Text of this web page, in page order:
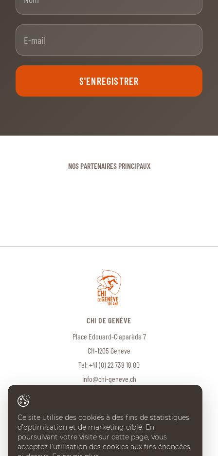
S'ENREGISTRER
NOS PARTENAIRES PRINCIPAUX
CHI DE GENÈVE
Place Edouard-Claparède 7
CH-1205 Geneve
Tel:+41 (0) 22 738 18 00
info@chi-geneve.ch
© 2026 CHI de Genève. Tous droits réservés
Created with♥byArtionet· Generated with IceCube2.Net
Ce site utilise des cookies à des fins de statistiques,
d’optimisation et de marketing ciblé. En
poursuivant votre visite sur cette page, vous
acceptez l’utilisation des cookies aux fins énoncées